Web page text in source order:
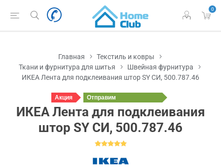
0
Главная
Текстиль и ковры
Ткани и фурнитура для шитья
Швейная фурнитура
ИКЕА Лента для подклеивания штор SY СИ, 500.787.46
Акция
Отправим
завтра
ИКЕА Лента для подклеивания
штор SY СИ, 500.787.46